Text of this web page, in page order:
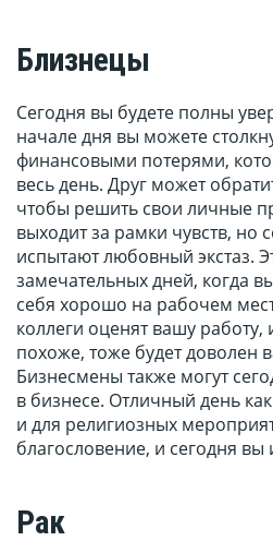
Близнецы
Сегодня вы будете полны
начале дня вы можете
финансовыми потерями,
весь день. Друг может
чтобы решить свои личные
выходит за рамки чувств, но
испытают любовный экстаз.
замечательных дней, когда
себя хорошо на рабочем
коллеги оценят вашу
похоже, тоже будет доволен
Бизнесмены также могут
в бизнесе. Отличный день
и для религиозных
благословение, и сегодня вы
Рак